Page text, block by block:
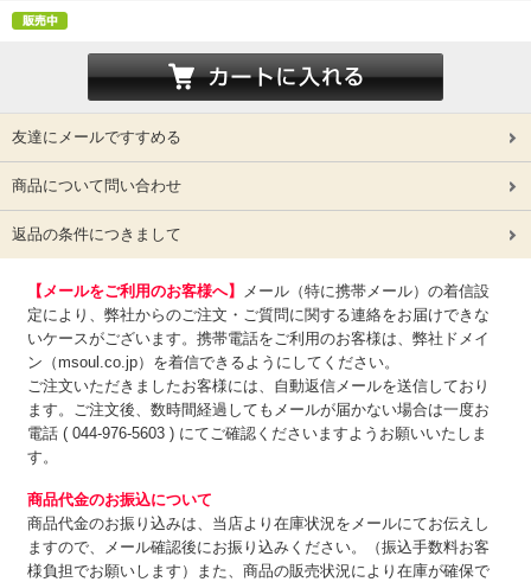
友達にメールですすめる
商品について問い合わせ
返品の条件につきまして
【メールをご利用のお客様へ】
メール（特に携帯メール）の着信設
定により、弊社からのご注文・ご質問に関する連絡をお届けできな
いケースがございます。携帯電話をご利用のお客様は、弊社ドメイ
ン（msoul.co.jp）を着信できるようにしてください。
ご注文いただきましたお客様には、自動返信メールを送信しており
ます。ご注文後、数時間経過してもメールが届かない場合は一度お
電話 ( 044-976-5603 ) にてご確認くださいますようお願いいたしま
す。
商品代金のお振込について
商品代金のお振り込みは、 当店より在庫状況をメールにてお伝えし
ますので、メール確認後にお振り込みください。（振込手数料お客
様負担でお願いします）また、商品の販売状況により在庫が確保で